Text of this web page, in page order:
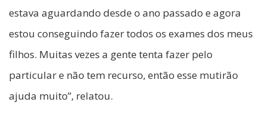
estava aguardando desde o ano passado e agora
estou conseguindo fazer todos os exames dos meus
filhos. Muitas vezes a gente tenta fazer pelo
particular e não tem recurso, então esse mutirão
ajuda muito”, relatou.